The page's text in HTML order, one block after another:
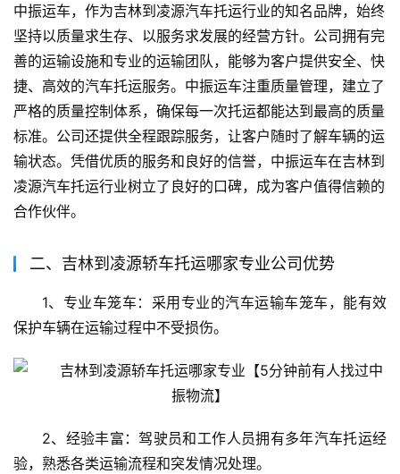
中振运车，作为吉林到凌源汽车托运行业的知名品牌，始终
坚持以质量求生存、以服务求发展的经营方针。公司拥有完
善的运输设施和专业的运输团队，能够为客户提供安全、快
捷、高效的汽车托运服务。中振运车注重质量管理，建立了
严格的质量控制体系，确保每一次托运都能达到最高的质量
标准。公司还提供全程跟踪服务，让客户随时了解车辆的运
输状态。凭借优质的服务和良好的信誉，中振运车在吉林到
凌源汽车托运行业树立了良好的口碑，成为客户值得信赖的
合作伙伴。
二、吉林到凌源轿车托运哪家专业公司优势
1、专业车笼车：采用专业的汽车运输车笼车，能有效
保护车辆在运输过程中不受损伤。
2、经验丰富：驾驶员和工作人员拥有多年汽车托运经
验，熟悉各类运输流程和突发情况处理。